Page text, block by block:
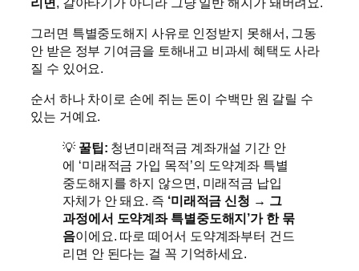
그러면 특별중도해지 사유로 인정받지 못해서, 그동
안 받은 정부 기여금을 토해내고 비과세 혜택도 사라
질 수 있어요.
순서 하나 차이로 손에 쥐는 돈이 수백만 원 갈릴 수
있는 거예요.
💡 꿀팁: 청년미래적금 계좌개설 기간 안
에 ‘미래적금 가입 목적’의 도약계좌 특별
중도해지를 하지 않으면, 미래적금 납입
자체가 안 돼요. 즉 ‘미래적금 신청 → 그
과정에서 도약계좌 특별중도해지’가 한 묶
음이에요. 따로 떼어서 도약계좌부터 건드
리면 안 된다는 걸 꼭 기억하세요.